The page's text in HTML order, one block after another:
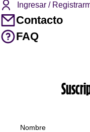
Ingresar /
Contacto
FAQ
Nombre